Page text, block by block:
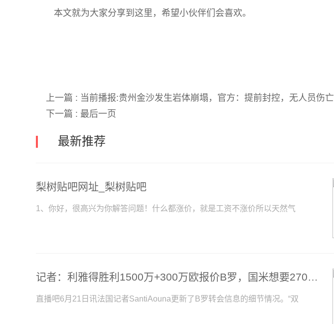
本文就为大家分享到这里，希望小伙伴们会喜欢。
上一篇 : 当前播报:贵州金沙发生岩体崩塌，官方：提前封控，无人员伤亡
下一篇 : 最后一页
最新推荐
梨树贴吧网址_梨树贴吧
1、你好，很高兴为你解答问题！什么都涨价，就是工资不涨价所以天然气
记者：利雅得胜利1500万+300万欧报价B罗，国米想要2700万 世界看点
直播吧6月21日讯法国记者SantiAouna更新了B罗转会信息的细节情况。“双